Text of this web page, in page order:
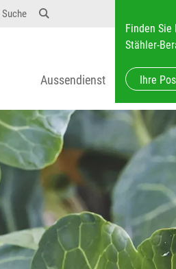
Suche
Finden Sie
Stähler-
Aussendienst